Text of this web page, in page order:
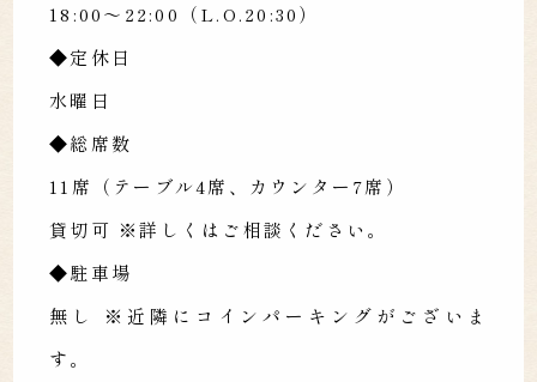
18:00～22:00（L.O.20:30）
◆定休日
水曜日
◆総席数
11席（テーブル4席、カウンター7席）
貸切可 ※詳しくはご相談ください。
◆駐車場
無し ※近隣にコインパーキングがございま
す。